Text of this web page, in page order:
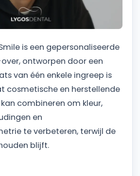
is een gepersonaliseerde
ontworpen door een
van één enkele ingreep is
cosmetische en herstellende
combineren om kleur,
en
te verbeteren, terwijl de
blijft.